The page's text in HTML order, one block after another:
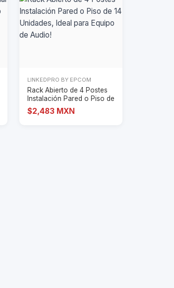
LINKEDPRO BY EPCOM
Rack Abierto de 4 Postes
Instalación Pared o Piso de
14 Uni
$2,483 MXN